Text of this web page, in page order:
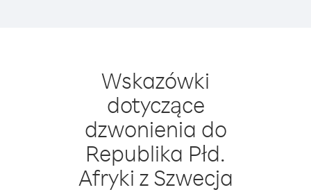
Wskazówki
dotyczące
dzwonienia do
Republika Płd.
Afryki z Szwecja